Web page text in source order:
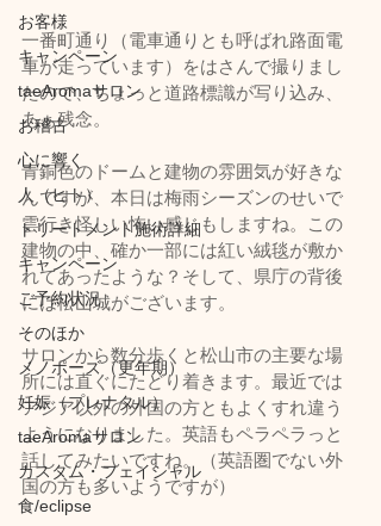
お客様
キャンペーン
taeAromaサロン
お稽古
心に響く
人（ヒト）
トリートメント施術詳細
キャンペーン
ご予約状況
そのほか
メノポーズ（更年期）
妊娠（プレナタル）
taeAromaサロン
カスタム・フェイシャル
食/eclipse
一番町通り（電車通りとも呼ばれ路面電
車が走っています）をはさんで撮りまし
たので、ちょっと道路標識が写り込み、
あぁ残念。
青銅色のドームと建物の雰囲気が好きな
んですが、本日は梅雨シーズンのせいで
雲行き怪しい怖い感じもしますね。この
建物の中、確か一部には紅い絨毯が敷か
れてあったような？そして、県庁の背後
には松山城がございます。
サロンから数分歩くと松山市の主要な場
所には直ぐにたどり着きます。最近では
アジア以外の外国の方ともよくすれ違う
ようになりました。英語もペラペラっと
話してみたいですね。（英語圏でない外
国の方も多いようですが）